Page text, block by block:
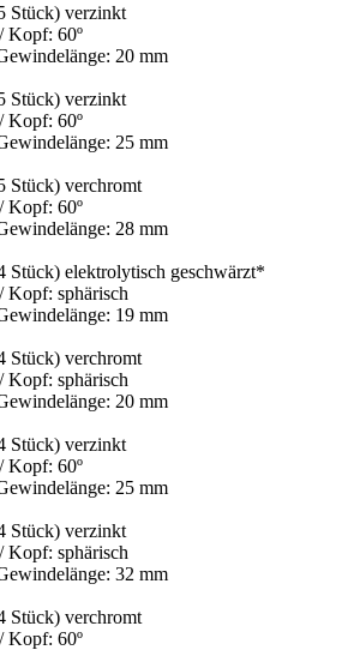
Stück) verzinkt
Kopf: 60º
20 mm
Stück) verzinkt
Kopf: 60º
25 mm
Stück) verchromt
Kopf: 60º
28 mm
Stück) elektrolytisch geschwärzt*
Kopf: sphärisch
19 mm
Stück) verchromt
Kopf: sphärisch
20 mm
Stück) verzinkt
Kopf: 60º
25 mm
Stück) verzinkt
Kopf: sphärisch
32 mm
Stück) verchromt
Kopf: 60º